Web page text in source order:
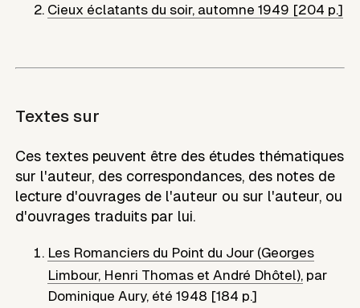
Cieux éclatants du soir, automne 1949 [204 p.]
Textes sur
Ces textes peuvent être des études thématiques
sur l'auteur, des correspondances, des notes de
lecture d'ouvrages de l'auteur ou sur l'auteur, ou
d'ouvrages traduits par lui.
Les Romanciers du Point du Jour (Georges
Limbour, Henri Thomas et André Dhôtel), par
Dominique Aury, été 1948 [184 p.]